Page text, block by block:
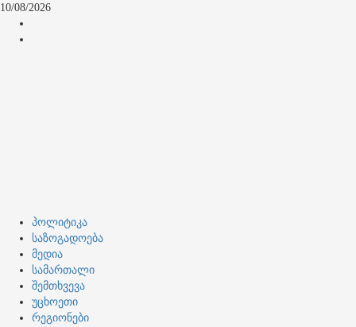
Skip
content
10/08/2026
Primary
Menu
პოლიტიკა
საზოგადოება
მედია
სამართალი
შემთხვევა
უცხოეთი
რეგიონები